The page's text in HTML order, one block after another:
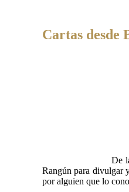
Cartas desde
De
Rangún para divulgar
por alguien que lo